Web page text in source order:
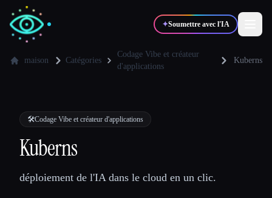
✦Soumettre avec l'IA
💻Développeurs
🎓 Étudiants 🎬 Créateurs
maison Catégories
Codage Vibe et créateur
d'applications
Kuberns
🛠️Codage Vibe et créateur d'applications
Kuberns
déploiement de l'IA dans le cloud en un clic.